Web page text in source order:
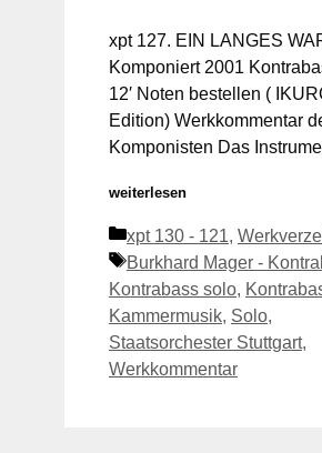
xpt 127. EIN LANGES
Komponiert 2001
12′ Noten bestellen (
Edition) Werkkommentar
Komponisten Das
weiterlesen
Kategorien
xpt 130 - 121,
Schlagwörter
Burkhard Mager -
Kontrabass solo,
Kammermusik, Solo,
Staatsorchester Stuttgart,
Werkkommentar